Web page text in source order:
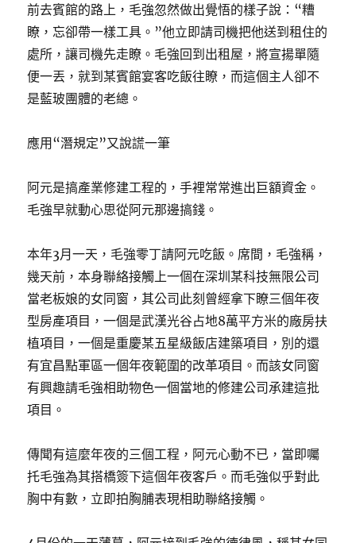
前去賓館的路上，毛強忽然做出覺悟的樣子說：“糟
瞭，忘卻帶一樣工具。”他立即請司機把他送到租住的
處所，讓司機先走瞭。毛強回到出租屋，將宣揚單隨
便一丟，就到某賓館宴客吃飯往瞭，而這個主人卻不
是藍玻團體的老總。
應用“潛規定”又說謊一筆
阿元是搞產業修建工程的，手裡常常進出巨額資金。
毛強早就動心思從阿元那邊搞錢。
本年3月一天，毛強零丁請阿元吃飯。席間，毛強稱，
幾天前，本身聯絡接觸上一個在深圳某科技無限公司
當老板娘的女同窗，其公司此刻曾經拿下瞭三個年夜
型房產項目，一個是武漢光谷占地8萬平方米的廠房扶
植項目，一個是重慶某五星級飯店建築項目，別的還
有宜昌點軍區一個年夜範圍的改革項目。而該女同窗
有興趣請毛強相助物色一個當地的修建公司承建這批
項目。
傳聞有這麼年夜的三個工程，阿元心動不已，當即囑
托毛強為其搭橋簽下這個年夜客戶。而毛強似乎對此
胸中有數，立即拍胸脯表現相助聯絡接觸。